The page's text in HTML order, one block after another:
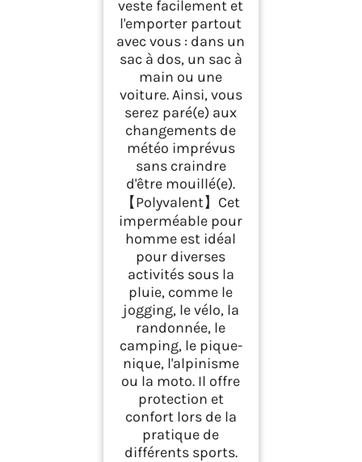
veste facilement et
l'emporter partout
avec vous : dans un
sac à dos, un sac à
main ou une
voiture. Ainsi, vous
serez paré(e) aux
changements de
météo imprévus
sans craindre
d'être mouillé(e).
【Polyvalent】Cet
imperméable pour
homme est idéal
pour diverses
activités sous la
pluie, comme le
jogging, le vélo, la
randonnée, le
camping, le pique-
nique, l'alpinisme
ou la moto. Il offre
protection et
confort lors de la
pratique de
différents sports.